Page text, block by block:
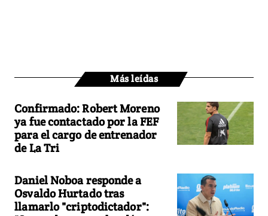
Más leídas
Confirmado: Robert Moreno
ya fue contactado por la FEF
para el cargo de entrenador
de La Tri
Daniel Noboa responde a
Osvaldo Hurtado tras
llamarlo "criptodictador":